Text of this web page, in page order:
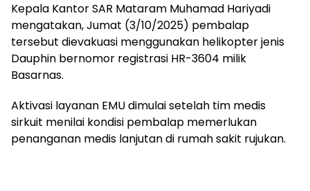
Kepala Kantor SAR Mataram Muhamad Hariyadi
mengatakan, Jumat (3/10/2025) pembalap
tersebut dievakuasi menggunakan helikopter jenis
Dauphin bernomor registrasi HR-3604 milik
Basarnas.
Aktivasi layanan EMU dimulai setelah tim medis
sirkuit menilai kondisi pembalap memerlukan
penanganan medis lanjutan di rumah sakit rujukan.